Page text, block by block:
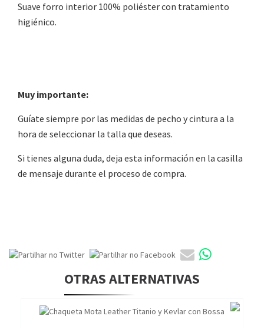
Suave forro interior 100% poliéster con tratamiento
higiénico.
Muy importante:
Guíate siempre por las medidas de pecho y cintura a la
hora de seleccionar la talla que deseas.
Si tienes alguna duda, deja esta información en la casilla
de mensaje durante el proceso de compra.
OTRAS ALTERNATIVAS